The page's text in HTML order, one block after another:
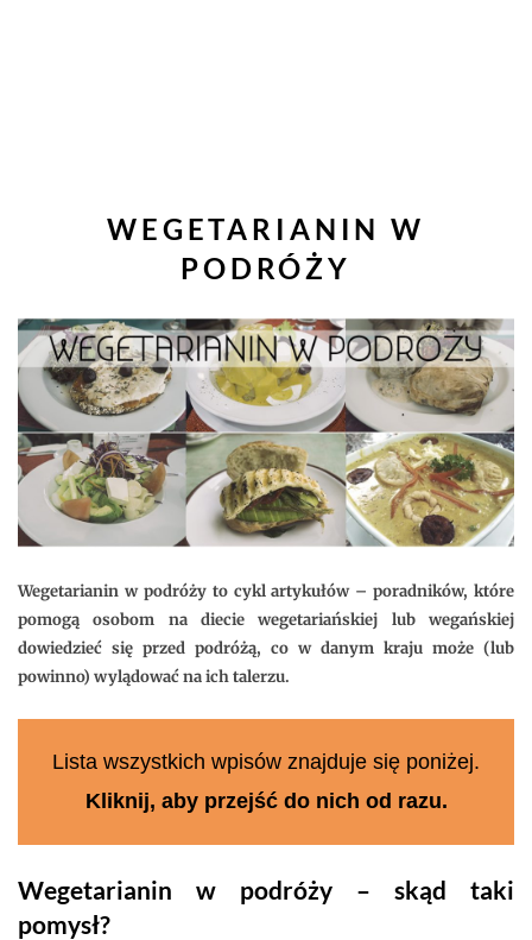
WEGETARIANIN W
PODRÓŻY
Wegetarianin w podróży to cykl artykułów – poradników, które
pomogą osobom na diecie wegetariańskiej lub wegańskiej
dowiedzieć się przed podróżą, co w danym kraju może (lub
powinno) wylądować na ich talerzu.
Lista wszystkich wpisów znajduje się poniżej.
Kliknij, aby przejść do nich od razu.
Wegetarianin w podróży – skąd taki
pomysł?